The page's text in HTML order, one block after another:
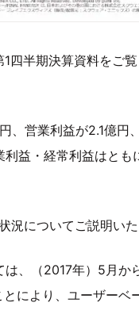
1四半期決算資料をご
、営業利益が2.1億
益・経常利益はと
況についてご説明いた
、（2017年）5月
により、ユーザーベ